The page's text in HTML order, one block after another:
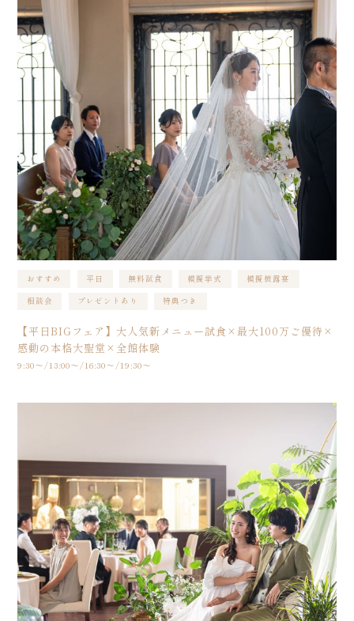
おすすめ 平日 無料試食 模擬挙式 模擬披露宴
相談会 プレゼントあり 特典つき
【平日BIGフェア】大人気新メニュー試食×最大100万ご優待×
感動の本格大聖堂×全館体験
9:30〜/13:00〜/16:30〜/19:30〜